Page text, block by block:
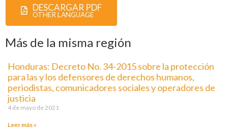
DESCARGAR PDF
OTHER LANGUAGE
Más de la misma región
Honduras: Decreto No. 34-2015 sobre la protección
para las y los defensores de derechos humanos,
periodistas, comunicadores sociales y operadores de
justicia
4 de mayo de 2021
Leer más »